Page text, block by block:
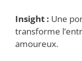
Insight : Une
transforme
amoureux.